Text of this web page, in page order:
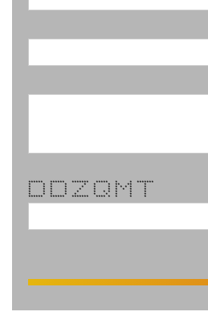
****** ****** ******* ***** * * *******
* * * * * * * ** ** *
* * * * * * * * * * * *
* * * * * * * * * * *
* * * * * * * * * * *
* * * * * * * * * *
****** ****** ******* **** * * * *